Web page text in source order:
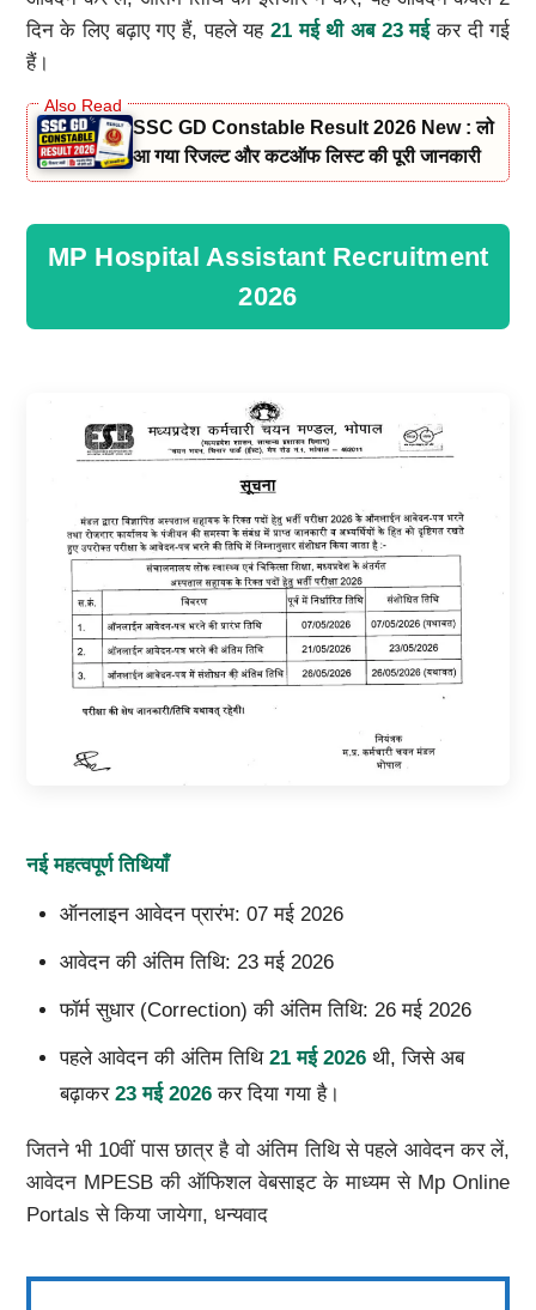
दिन के लिए बढ़ाए गए हैं, पहले यह 21 मई थी अब 23 मईकर दी गई
हैं।
SSC GD Constable Result 2026 New : लो
आ गया रिजल्ट और कटऑफ लिस्ट की पूरी जानकारी
MP Hospital Assistant Recruitment
2026
नई महत्वपूर्ण तिथियाँ
ऑनलाइन आवेदन प्रारंभ: 07 मई 2026
आवेदन की अंतिम तिथि: 23 मई 2026
फॉर्म सुधार (Correction) की अंतिम तिथि: 26 मई 2026
पहले आवेदन की अंतिम तिथि 21 मई 2026थी, जिसे अब
बढ़ाकर 23 मई 2026कर दिया गया है।
जितने भी 10वीं पास छात्र है वो अंतिम तिथि से पहले आवेदन कर लें,
आवेदन MPESB की ऑफिशल वेबसाइट के माध्यम से Mp Online
Portals से किया जायेगा, धन्यवाद